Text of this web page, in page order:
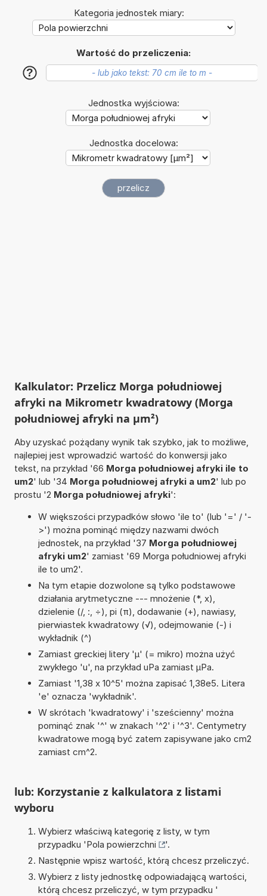
Kategoria jednostek miary:
Wartość do przeliczenia:
?
Jednostka wyjściowa:
Jednostka docelowa:
Kalkulator: Przelicz Morga południowej
afryki na Mikrometr kwadratowy (Morga
południowej afryki na µm²)
Aby uzyskać pożądany wynik tak szybko, jak to możliwe,
najlepiej jest wprowadzić wartość do konwersji jako
tekst, na przykład '66 Morga południowej afryki ile to
um2' lub '34 Morga południowej afryki a um2' lub po
prostu '2 Morga południowej afryki':
W większości przypadków słowo 'ile to' (lub '=' / '-
>') można pominąć między nazwami dwóch
jednostek, na przykład '37 Morga południowej
afryki um2' zamiast '69 Morga południowej afryki
ile to um2'.
Na tym etapie dozwolone są tylko podstawowe
działania arytmetyczne --- mnożenie (*, x),
dzielenie (/, :, ÷), pi (π), dodawanie (+), nawiasy,
pierwiastek kwadratowy (√), odejmowanie (-) i
wykładnik (^)
Zamiast greckiej litery 'µ' (= mikro) można użyć
zwykłego 'u', na przykład uPa zamiast µPa.
Zamiast '1,38 x 10^5' można zapisać 1,38e5. Litera
'e' oznacza 'wykładnik'.
W skrótach 'kwadratowy' i 'sześcienny' można
pominąć znak '^' w znakach '^2' i '^3'. Centymetry
kwadratowe mogą być zatem zapisywane jako cm2
zamiast cm^2.
lub: Korzystanie z kalkulatora z listami
wyboru
Wybierz właściwą kategorię z listy, w tym
przypadku 'Pola powierzchni
'.
Następnie wpisz wartość, którą chcesz przeliczyć.
Wybierz z listy jednostkę odpowiadającą wartości,
którą chcesz przeliczyć, w tym przypadku '